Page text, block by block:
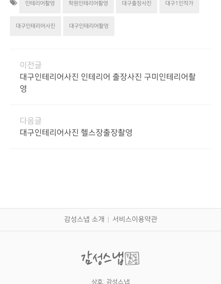
인테리어촬영 학원인테리어촬영 대구출장사진 대구1인작가
대구인테리어사진 대구인테리어촬영
이전글
대구인테리어사진 인테리어 출장사진 구미인테리어촬
영
다음글
대구인테리어사진 헬스장출장촬영
감성스냅 소개 서비스이용약관
상호: 감성스냅